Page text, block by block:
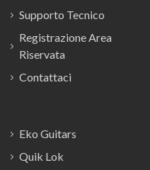
Supporto Tecnico
Registrazione Area
Riservata
Contattaci
Eko Guitars
Quik Lok